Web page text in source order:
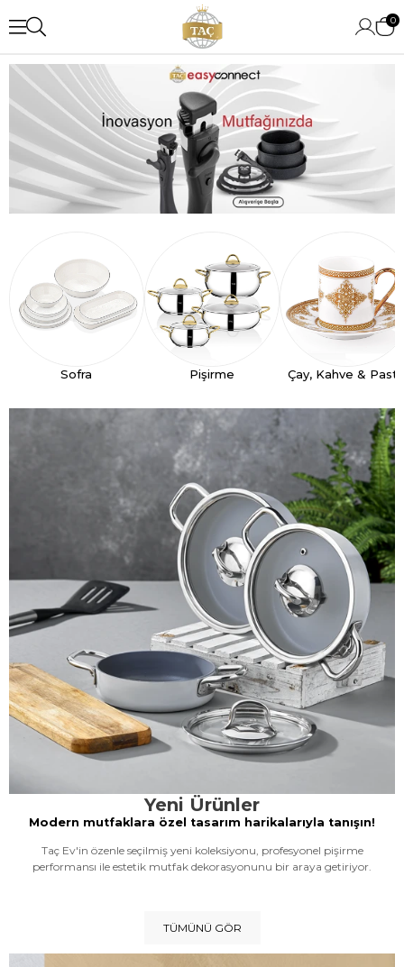
0
Sofra Pişirme Çay, Kahve &
Yeni Ürünler
Modern mutfaklara özel tasarım harikalarıyla tanışın!
Taç Ev'in özenle seçilmiş yeni koleksiyonu, profesyonel pişirme
performansı ile estetik mutfak dekorasyonunu bir araya getiriyor.
TÜMÜNÜ GÖR